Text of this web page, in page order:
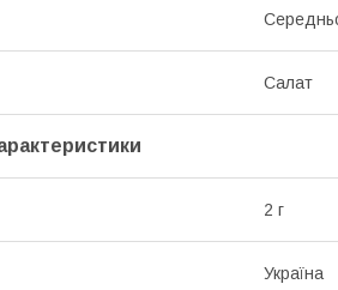
Салат
2 г
Україна